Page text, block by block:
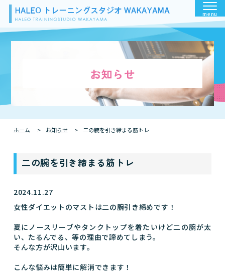
お知らせ
menu
ホーム お知らせ 二の腕を引き締まる筋トレ
二の腕を引き締まる筋トレ
2024.11.27
女性ダイエットのマストは二の腕引き締めです！
夏にノースリーブやタンクトップを着たいけど二の腕が太
い、たるんでる、等の理由で諦めてしまう。
そんな方が沢山います。
こんな悩みは簡単に解消できます！